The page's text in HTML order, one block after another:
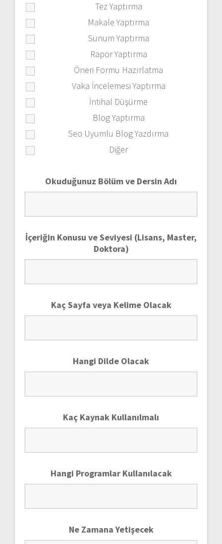
Tez Yaptırma
Makale Yaptırma
Sunum Yaptırma
Rapor Yaptırma
Öneri Formu Hazırlatma
Vaka İncelemesi Yaptırma
İntihal Düşürme
Blog Yaptırma
Seo Uyumlu Blog Yazdırma
Diğer
Okuduğunuz Bölüm ve Dersin Adı
İçeriğin Konusu ve Seviyesi (Lisans, Master,
Doktora)
Kaç Sayfa veya Kelime Olacak
Hangi Dilde Olacak
Kaç Kaynak Kullanılmalı
Hangi Programlar Kullanılacak
Ne Zamana Yetişecek